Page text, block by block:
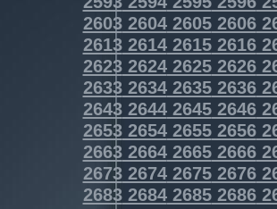
2603260426052606
2613261426152616
2623262426252626
2633263426352636
2643264426452646
2653265426552656
2663266426652666
2673267426752676
2683268426852686